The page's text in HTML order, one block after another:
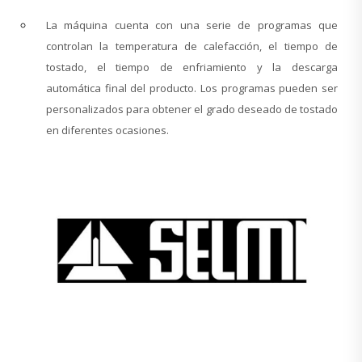
La máquina cuenta con una serie de programas que
controlan la temperatura de calefacción, el tiempo de
tostado, el tiempo de enfriamiento y la descarga
automática final del producto. Los programas pueden ser
personalizados para obtener el grado deseado de tostado
en diferentes ocasiones.